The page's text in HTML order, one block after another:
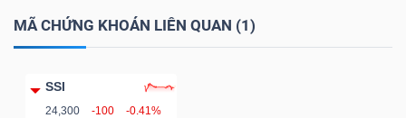
MÃ CHỨNG KHOÁN LIÊN QUAN (1)
SSI
24,300 -100 -0.41%